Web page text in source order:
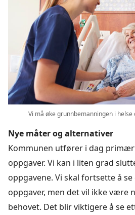
Vi må øke grunnbemanningen i
Nye måter og alternativer
Kommunen utfører i dag
oppgaver. Vi kan i liten grad
oppgavene. Vi skal fortsette å
oppgaver, men det vil ikke være
behovet. Det blir viktigere å se